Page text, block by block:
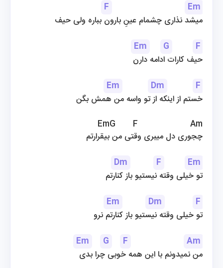
F
Em
میشد نذاری چشمام عینِ بارون بباره ولی حیف
Em
G
F
حیف کارات ادامه دارن
Em
Dm
F
خستم از اینکه از تو واسه من همش بگن
EmG       F                     Am
چجوری دل میبری وقتی من بیقرارتم
Dm
F
Em
تو خیلی وقته نیستیو باز کنارتم
Em
Dm
F
تو خیلی وقته نیستیو باز کنارتم نرو
Em
G F
Am
من نمیدونم با این همه خوبی چرا بدی